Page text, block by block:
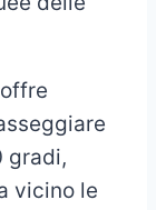
gradi,
vicino le